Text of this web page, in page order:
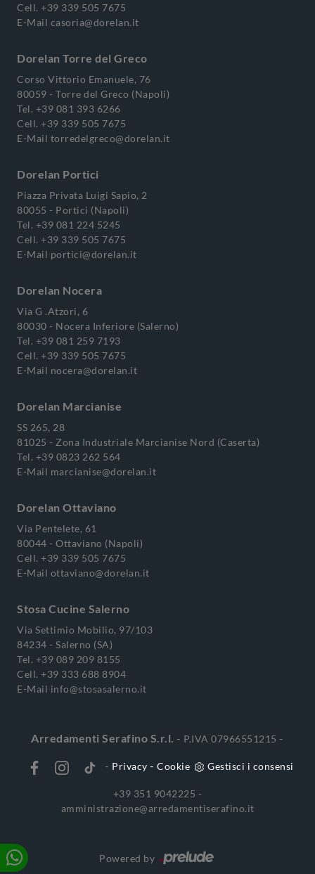
Cell. +39 339 505 7675
E-Mail casoria@dorelan.it
Dorelan Torre del Greco
Corso Vittorio Emanuele, 76
80059 - Torre del Greco (Napoli)
Tel. +39 081 393 6266
Cell. +39 339 505 7675
E-Mail torredelgreco@dorelan.it
Dorelan Portici
Piazza Privata Luigi Sapio, 2
80055 - Portici (Napoli)
Tel. +39 081 224 5245
Cell. +39 339 505 7675
E-Mail portici@dorelan.it
Dorelan Nocera
Via G .Atzori, 6
80030 - Nocera Inferiore (Salerno)
Tel. +39 081 259 7193
Cell. +39 339 505 7675
E-Mail nocera@dorelan.it
Dorelan Marcianise
SS 265, 28
81025 - Zona Industriale Marcianise Nord (Caserta)
Tel. +39 0823 262 564
E-Mail marcianise@dorelan.it
Dorelan Ottaviano
Via Pentelete, 61
80044 - Ottaviano (Napoli)
Cell. +39 339 505 7675
E-Mail ottaviano@dorelan.it
Stosa Cucine Salerno
Via Settimio Mobilio, 97/103
84234 - Salerno (SA)
Tel. +39 089 209 8155
Cell. +39 333 688 8904
E-Mail info@stosasalerno.it
Arredamenti Serafino S.r.l. - P.IVA 07966551215 -
- Privacy - Cookie Gestisci i consensi
+39 351 9042225 -
amministrazione@arredamentiserafino.it
Powered by